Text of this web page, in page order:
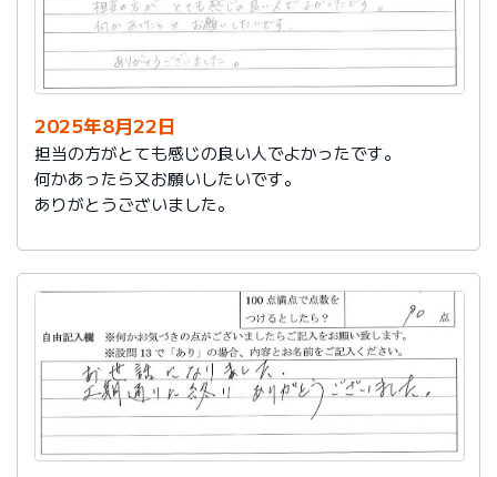
2025年8月22日
担当の方がとても感じの良い人でよかったです。
何かあったら又お願いしたいです。
ありがとうございました。